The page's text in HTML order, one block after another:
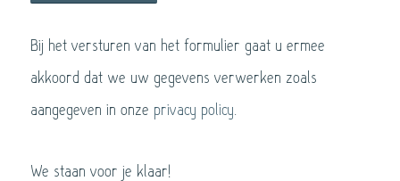
Bij het versturen van het formulier gaat u ermee
akkoord dat we uw gegevens verwerken zoals
aangegeven in onze privacy policy
We staan voor je klaar!